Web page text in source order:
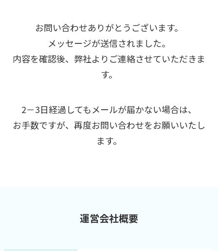
お問い合わせありがとうございます。
メッセージが送信されました。
内容を確認後、弊社よりご連絡させていただきま
す。
2－3日経過してもメールが届かない場合は、
お手数ですが、再度お問い合わせをお願いいたし
ます。
運営会社概要